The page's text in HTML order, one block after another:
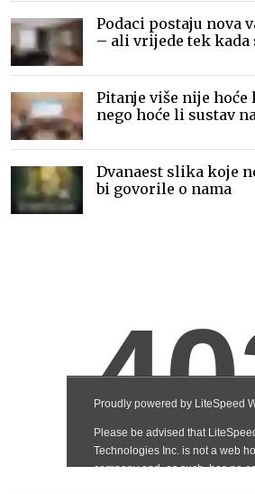
Podaci postaju nova
– ali vrijede tek kada
Pitanje više nije hoće
nego hoće li sustav
Dvanaest slika koje
bi govorile o nama